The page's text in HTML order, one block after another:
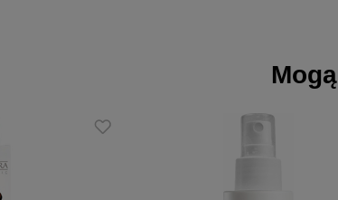
flower extract, Hydrolyzed quinoa, Tocopherol,
upraw ekologicznych